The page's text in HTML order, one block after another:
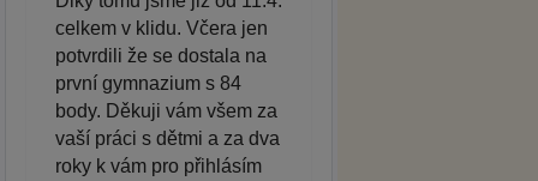
celkem v klidu. Včera jen
potvrdili že se dostala na
první gymnazium s 84
body. Děkuji vám všem za
vaší práci s dětmi a za dva
roky k vám pro přihlásím